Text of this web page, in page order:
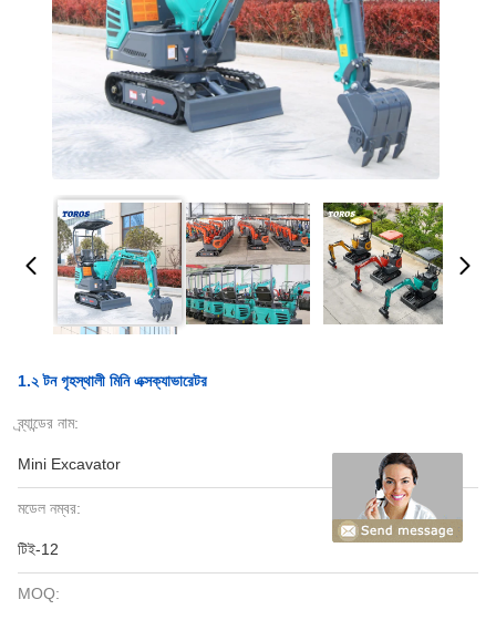
1.২ টন গৃহস্থালী মিনি এক্সক্যাভারেটর
ব্র্যান্ডের নাম:
Mini Excavator
মডেল নম্বর:
টিই-12
MOQ: